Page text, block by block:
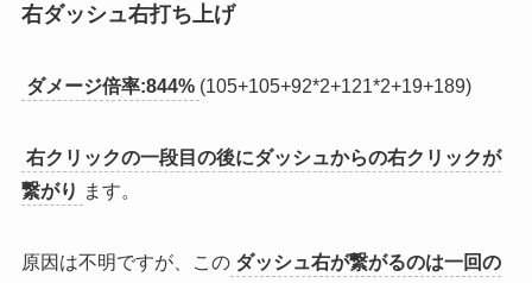
右ダッシュ右打ち上げ
ダメージ倍率:844% (105+105+92*2+121*2+19+189)
右クリックの一段目の後にダッシュからの右クリックが
繋がり ます。
原因は不明ですが、この ダッシュ右が繋がるのは一回の